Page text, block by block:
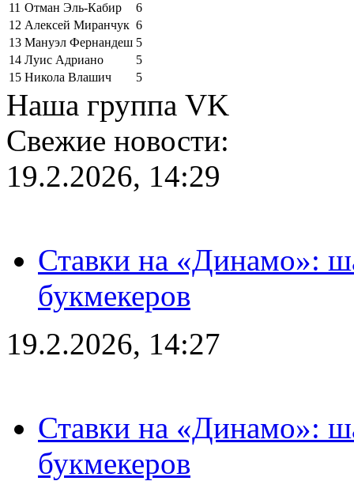
11 Отман Эль-Кабир
6
12 Алексей Миранчук 6
13 Мануэл Фернандеш 5
14 Луис Адриано
5
15 Никола Влашич 5
Наша группа VK
Свежие новости:
19.2.2026, 14:29
Ставки на «Динамо»:
букмекеров
19.2.2026, 14:27
Ставки на «Динамо»:
букмекеров